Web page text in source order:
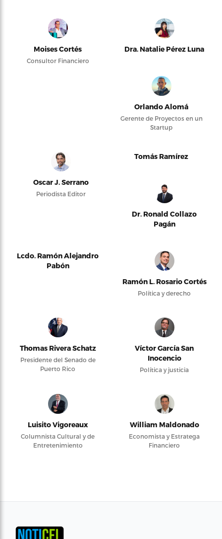
Moises Cortés
Consultor Financiero
Dra. Natalie Pérez Luna
Orlando Alomá
Gerente de Proyectos en un
Startup
Oscar J. Serrano
Periodista Editor
Tomás Ramírez
Dr. Ronald Collazo
Pagán
Lcdo. Ramón Alejandro
Pabón
Ramón L. Rosario Cortés
Política y derecho
Thomas Rivera Schatz
Presidente del Senado de
Puerto Rico
Víctor García San
Inocencio
Política y justicia
Luisito Vigoreaux
Columnista Cultural y de
Entretenimiento
William Maldonado
Economista y Estratega
Financiero